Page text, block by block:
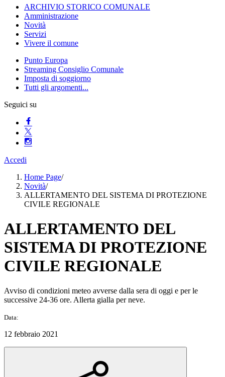
ARCHIVIO STORICO COMUNALE
Amministrazione
Novità
Servizi
Vivere il comune
Punto Europa
Streaming Consiglio Comunale
Imposta di soggiorno
Tutti gli argomenti...
Seguici su
Accedi
Home Page/
Novità/
ALLERTAMENTO DEL SISTEMA DI PROTEZIONE
CIVILE REGIONALE
ALLERTAMENTO DEL
SISTEMA DI PROTEZIONE
CIVILE REGIONALE
Avviso di condizioni meteo avverse dalla sera di oggi e per le
successive 24-36 ore. Allerta gialla per neve.
Data:
12 febbraio 2021